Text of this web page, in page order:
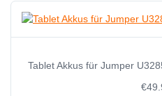
Tablet Akkus für Jumper